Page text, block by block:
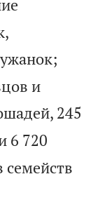
и
245
6 720
семейств